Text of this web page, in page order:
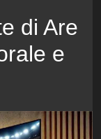
di Are
e